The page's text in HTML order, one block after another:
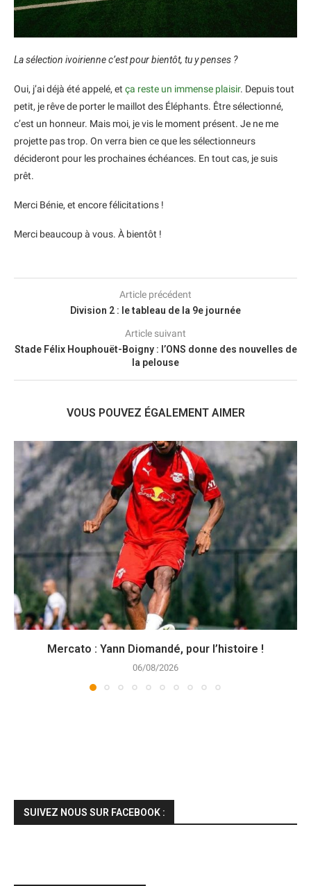
La sélection ivoirienne c’est pour bientôt, tu y penses ?
Oui, j’ai déjà été appelé, et ça reste un immense plaisir. Depuis tout
petit, je rêve de porter le maillot des Éléphants. Être sélectionné,
c’est un honneur. Mais moi, je vis le moment présent. Je ne me
projette pas trop. On verra bien ce que les sélectionneurs
décideront pour les prochaines échéances. En tout cas, je suis
prêt.
Merci Bénie, et encore félicitations !
Merci beaucoup à vous. À bientôt !
Article précédent
Division 2 : le tableau de la 9e journée
Article suivant
Stade Félix Houphouët-Boigny : l’ONS donne des nouvelles de
la pelouse
VOUS POUVEZ ÉGALEMENT AIMER
Mercato : Yann Diomandé, pour l’histoire !
06/08/2026
SUIVEZ NOUS SUR FACEBOOK :